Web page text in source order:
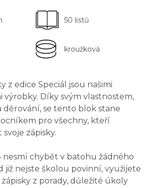
50 listů
kroužková
z edice Speciál jsou našimi
výrobky. Díky svým vlastnostem,
děrování, se tento blok stane
pro všechny, kteří
zápisky.
nesmí chybět v batohu žádného
již nejste školou povinní, využijete
zápisky z porady, důležité úkoly